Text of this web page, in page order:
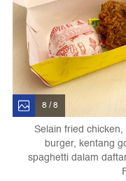
8 / 8
Selain fried
burger, kentang
spaghetti dalam